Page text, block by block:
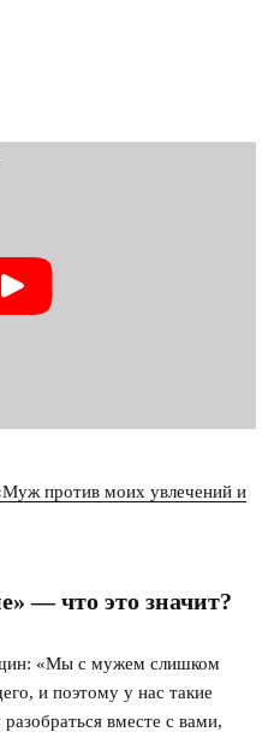
против моих увлечений и
— что это значит?
«Мы с мужем слишком
и поэтому у нас такие
вместе с вами,